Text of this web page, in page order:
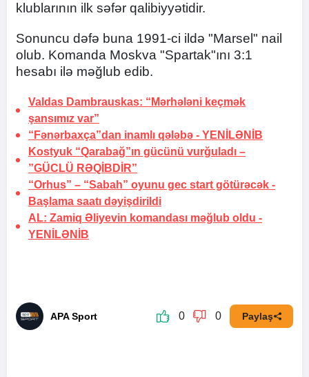
klublarının ilk səfər qalibiyyətidir.
Sonuncu dəfə buna 1991-ci ildə "Marsel" nail
olub. Komanda Moskva "Spartak"ını 3:1
hesabı ilə məğlub edib.
Valdas Dambrauskas: “Mərhələni keçmək
şansımız var”
“Fənərbaxça”dan inamlı qələbə - YENİLƏNİB
Kostyuk “Qarabağ”ın gücünü vurğuladı –
”GÜCLÜ RƏQİBDİR”
“Orhus” – “Sabah” oyunu gec start götürəcək -
Başlama saatı dəyişdirildi
AL: Zamiq Əliyevin komandası məğlub oldu -
YENİLƏNİB
APA Sport 0 0 Paylaş